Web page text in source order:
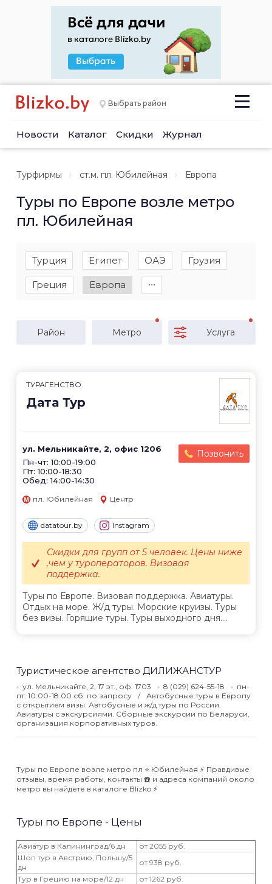
Выбрать район
Новости Каталог Скидки Журнал
Турфирмы ст.м. пл. Юбилейная Европа
Туры по Европе возле метро
пл. Юбилейная
Турция Египет ОАЭ Грузия
Греция Европа ∙∙∙
Район Метро Услуга
ТУРАГЕНСТВО
Дата Тур
ул. Мельникайте, 2, офис 1206
Пн-чт: 10:00-19:00
Пт: 10:00-18:30
Обед: 14:00-14:30
Позвонить
пл. Юбилейная Центр
datatour.by Instagram
Туры по Европе. Визовая поддержка. Авиатуры.
Отдых на море. Ж/д туры. Морские круизы. Туры
без визы. Горящие туры. Туры выходного дня....
Скидки для групп от 5 человек. Цены ниже
,чем у туроператоров. Визовая
поддержка.
Туристическое агентство ДИЛИЖАНСТУР
ул. Мельникайте, 2, 17 эт., оф. 1703 8 (029) 624-55-18
пн-
пт: 10:00-18:00 сб: по запросу
Автобусные туры в Европу
с открытием визы. Автобусные и ж/д туры по России.
Авиатуры с экскурсиями. Сборные экскурсии по Беларуси,
организация корпоративных туров.
Туры по Европе возле метро пл ⭐️ Юбилейная ⚡️ Правдивые
отзывы, время работы, контакты ☎️ и адреса компаний около
метро вы найдёте в каталоге Blizko ⚡️
Туры по Европе - Цены
Авиатур в Калининград/6 дн
от 2055 руб.
Шоп тур в Австрию, Польшу/5
дн
от 938 руб.
Тур в Грецию на море/12 дн
от 1262 руб.